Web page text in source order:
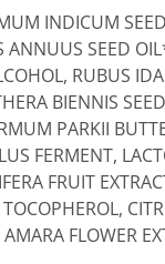
INDICUM
ANNUUS SEED
RUBUS
BIENNIS
PARKII
FERMENT,
FRUIT
FLOWER